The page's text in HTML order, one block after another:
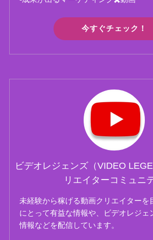
今すぐチェック！
ビデオレジェンズ（VIDEO
リエイターコミュニ
未経験から稼げる動画クリエイターを
にとって有益な情報や、ビデオレジェ
情報などを配信しています。